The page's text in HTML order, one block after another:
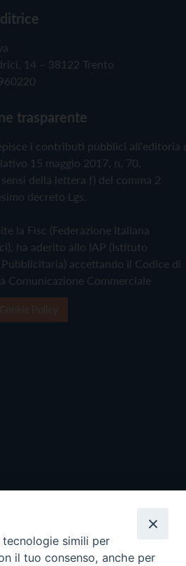
14 – 38122 Trento
trasparente
i contributi pubblici all'editoria
15 maggio 2017, n. 70.
della lettera f) del comma 2
decreto Lgs.
la Fisc (Federazione Italiana
ha aderito allo IAP (Istituto
accettando il Codice di
Comunicazione Commerciale
simili per
il tuo consenso, anche per